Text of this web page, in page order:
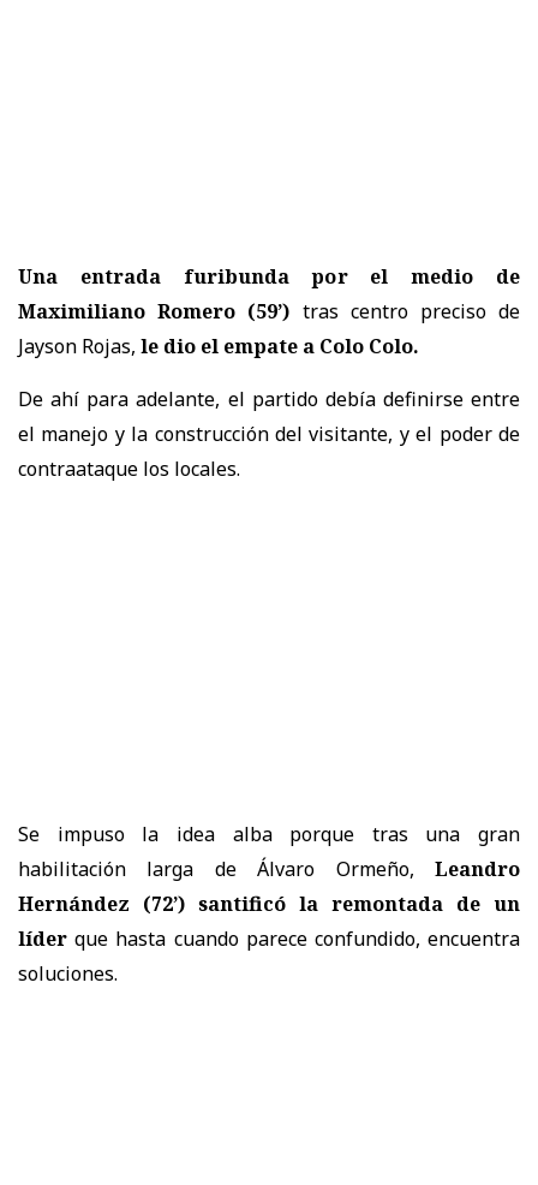
Una entrada furibunda por el medio de
Maximiliano Romero (59’) tras centro preciso de
Jayson Rojas, le dio el empate a Colo Colo.
De ahí para adelante, el partido debía definirse entre
el manejo y la construcción del visitante, y el poder de
contraataque los locales.
Se impuso la idea alba porque tras una gran
habilitación larga de Álvaro Ormeño, Leandro
Hernández (72’) santificó la remontada de un
líder que hasta cuando parece confundido, encuentra
soluciones.